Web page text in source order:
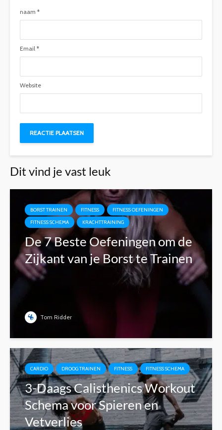
naam *
Email *
Website
Dit vind je vast leuk
BORST TRAINEN FITNESS
FITNESS OEFENINGEN
FITNESS SCHEMA
KRACHTTRAINING
De 7 Beste Oefeningen om de
Zijkant van je Borst te Trainen
Tom Ridder
CARDIO DROOG TRAINEN FITNESS FITNESS SCHEMA
3-Daags Calisthenics Workout
Schema voor Spieren en
Vetverlies